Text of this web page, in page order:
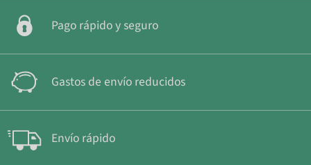
Pago rápido y seguro
Gastos de envío reducidos
Envío rápido